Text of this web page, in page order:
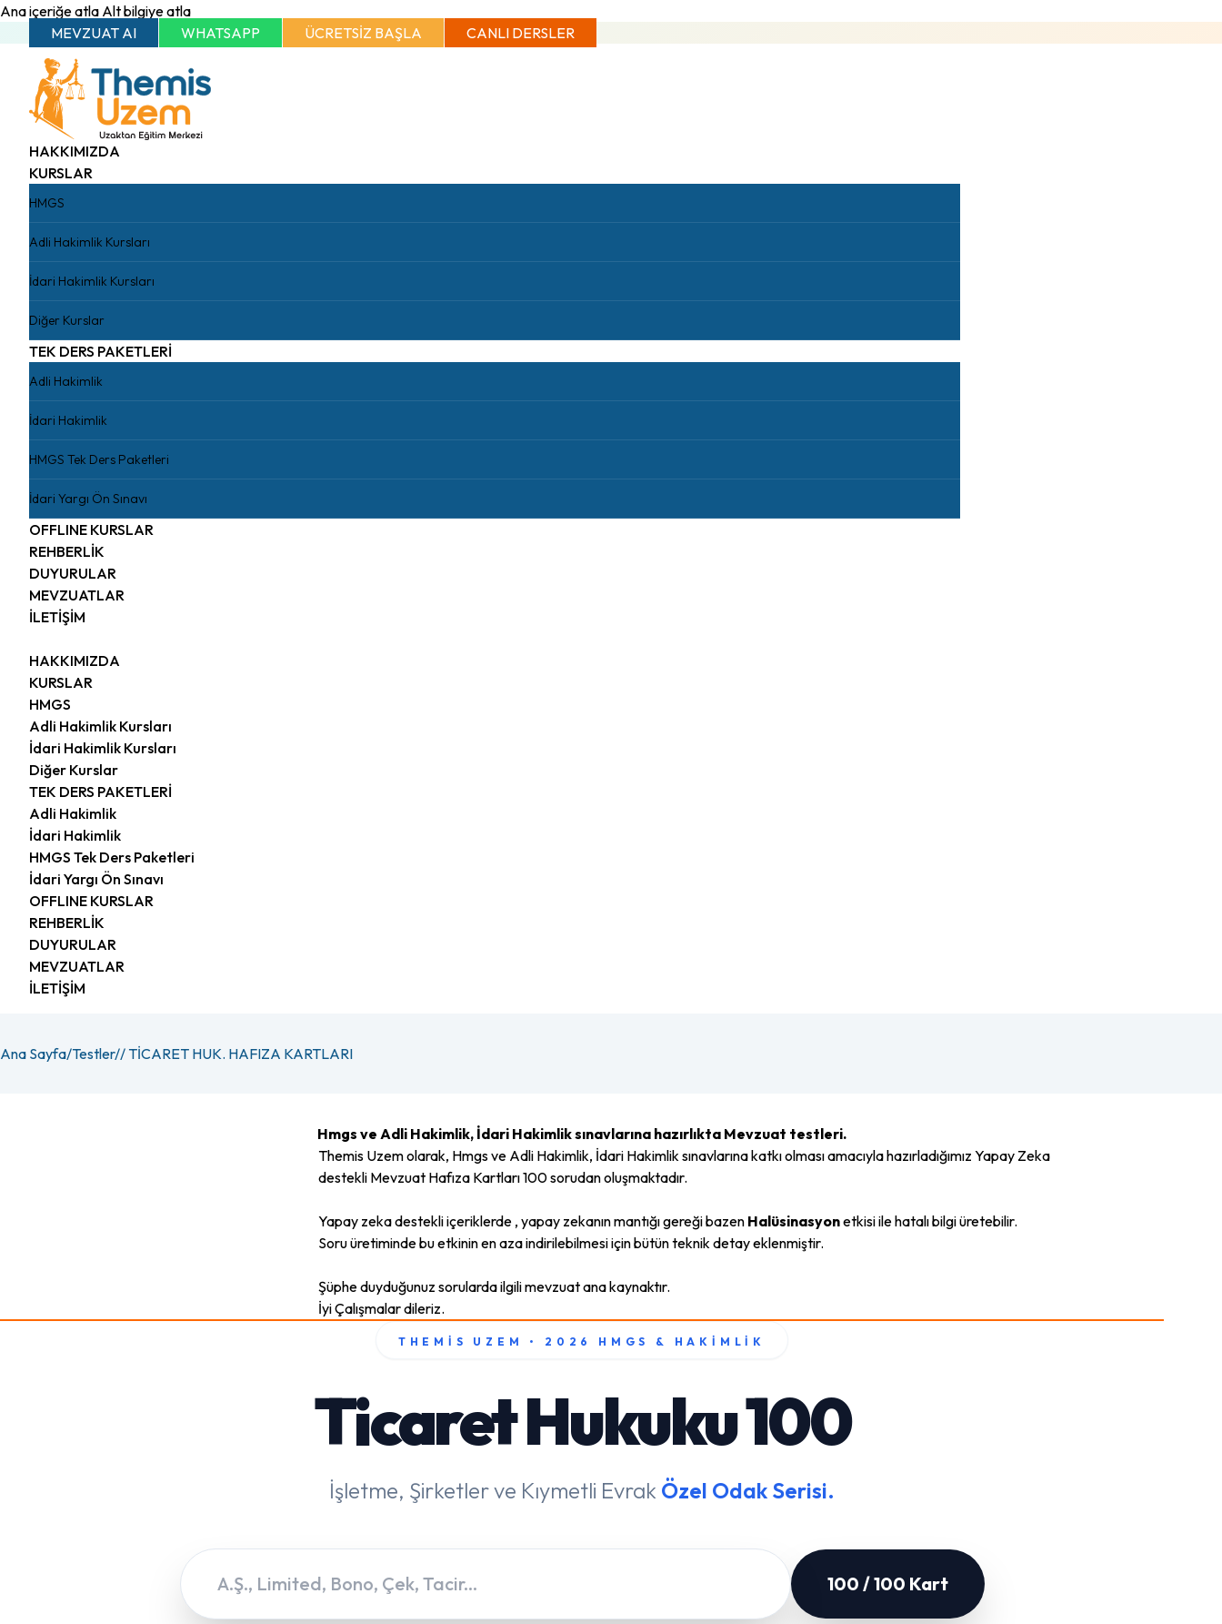
Ana içeriğe atla Alt bilgiye atla
MEVZUAT AI
WHATSAPP ÜCRETSİZ BAŞLA CANLI DERSLER
HAKKIMIZDA
KURSLAR
HMGS
Adli Hakimlik Kursları
İdari Hakimlik Kursları
Diğer Kurslar
TEK DERS PAKETLERİ
Adli Hakimlik
İdari Hakimlik
HMGS Tek Ders Paketleri
İdari Yargı Ön Sınavı
OFFLINE KURSLAR
REHBERLİK
DUYURULAR
MEVZUATLAR
İLETİŞİM
HAKKIMIZDA
KURSLAR
HMGS
Adli Hakimlik Kursları
İdari Hakimlik Kursları
Diğer Kurslar
TEK DERS PAKETLERİ
Adli Hakimlik
İdari Hakimlik
HMGS Tek Ders Paketleri
İdari Yargı Ön Sınavı
OFFLINE KURSLAR
REHBERLİK
DUYURULAR
MEVZUATLAR
İLETİŞİM
Ana Sayfa/Testler// TİCARET HUK. HAFIZA KARTLARI
Hmgs ve Adli Hakimlik, İdari Hakimlik sınavlarına hazırlıkta Mevzuat testleri.
Themis Uzem olarak, Hmgsve Adli Hakimlik, İdari Hakimlik sınavlarına katkı olması amacıyla hazırladığımız Yapay Zeka
destekli Mevzuat Hafıza Kartları 100 sorudan oluşmaktadır.
Yapay zeka destekli içeriklerde , yapay zekanın mantığı gereği bazen Halüsinasyonetkisi ile hatalı bilgi üretebilir.
Soru üretiminde bu etkinin en aza indirilebilmesi için bütün teknik detay eklenmiştir.
Şüphe duyduğunuz sorularda ilgili mevzuat ana kaynaktır.
İyi Çalışmalar dileriz.
THEMIS UZEM • 2026 HMGS & HAKIMLIK
Ticaret Hukuku 100
İşletme, Şirketler ve Kıymetli Evrak Özel Odak Serisi.
100 / 100 Kart